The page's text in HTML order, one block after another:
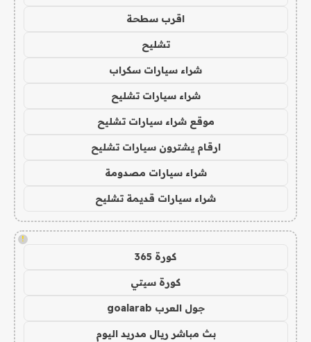
اقرب سطحة
تشليح
شراء سيارات سكراب
شراء سيارات تشليح
موقع شراء سيارات تشليح
ارقام يشترون سيارات تشليح
شراء سيارات مصدومة
شراء سيارات قديمة تشليح
!
كورة 365
كورة سيتي
جول العرب goalarab
بث مباشر ريال مدريد اليوم